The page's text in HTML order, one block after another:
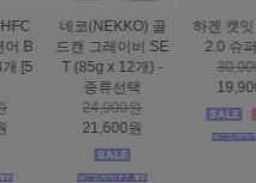
하겐 캣잇 센시스
2.0 슈퍼 서킷
30,000원
19,900원
도트캣 인피니티
스크래처 83cm 초
32,000원
25,900원